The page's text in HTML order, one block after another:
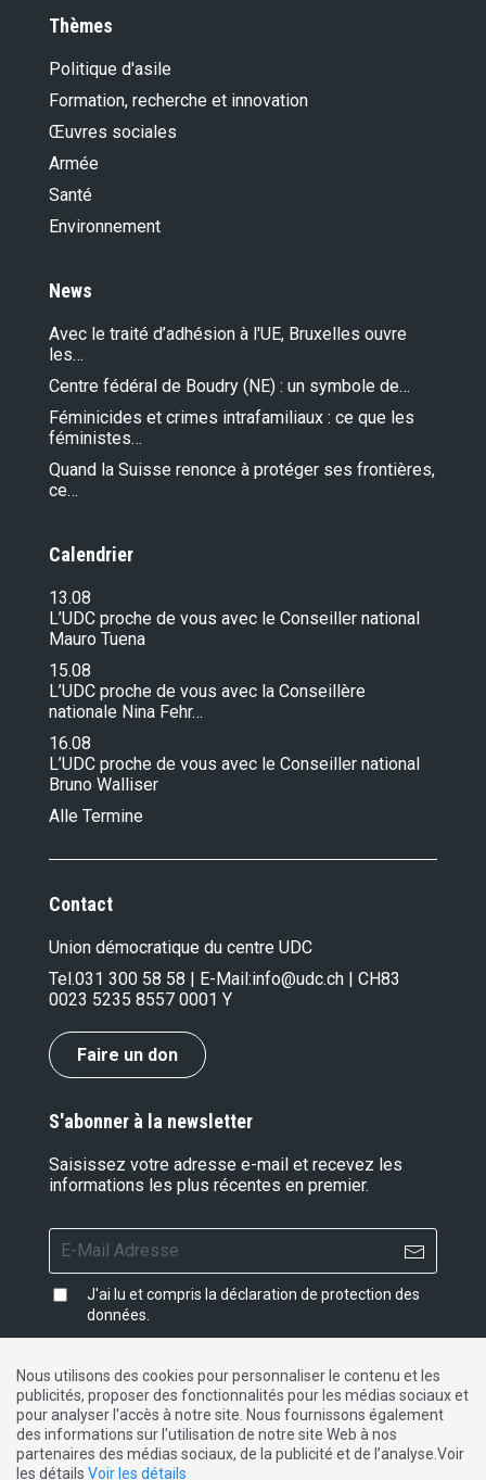
Thèmes
Politique d'asile
Formation, recherche et innovation
Œuvres sociales
Armée
Santé
Environnement
News
Avec le traité d’adhésion à l'UE, Bruxelles ouvre
les…
Centre fédéral de Boudry (NE) : un symbole de…
Féminicides et crimes intrafamiliaux : ce que les
féministes…
Quand la Suisse renonce à protéger ses frontières,
ce…
Calendrier
13.08
L’UDC proche de vous avec le Conseiller national
Mauro Tuena
15.08
L’UDC proche de vous avec la Conseillère
nationale Nina Fehr…
16.08
L’UDC proche de vous avec le Conseiller national
Bruno Walliser
Alle Termine
Contact
Union démocratique du centre UDC
Tel.031 300 58 58 | E-Mail:info@udc.ch | CH83
0023 5235 8557 0001 Y
Faire un don
S'abonner à la newsletter
Saisissez votre adresse e-mail et recevez les
informations les plus récentes en premier.
J'ai lu et compris la déclaration de protection des
données
Impressum| Protection des données|Contact
DE FR IT
Nous utilisons des cookies pour personnaliser le contenu et les
publicités, proposer des fonctionnalités pour les médias sociaux et
pour analyser l'accès à notre site. Nous fournissons également
des informations sur l'utilisation de notre site Web à nos
partenaires des médias sociaux, de la publicité et de l’analyse.Voir
les détails Voir les détails